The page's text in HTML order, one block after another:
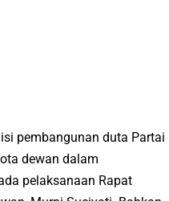
pembangunan duta Partai
dewan dalam
pelaksanaan Rapat